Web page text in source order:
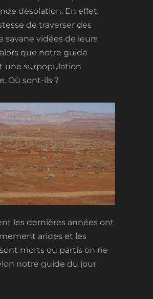
désolation. En effet,
de traverser des
savane vidées de leurs
que notre guide
une surpopulation
Où sont-ils ?
les dernières années ont
arides et les
morts ou partis on ne
notre guide du jour,